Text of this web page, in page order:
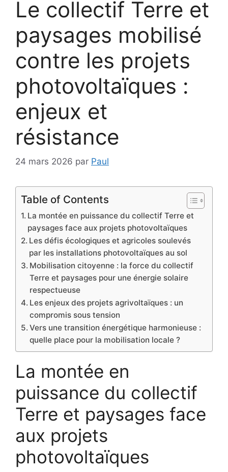
Le collectif Terre et
paysages mobilisé
contre les projets
photovoltaïques :
enjeux et
résistance
24 mars 2026 par Paul
Table of Contents
La montée en puissance du collectif Terre et
paysages face aux projets photovoltaïques
Les défis écologiques et agricoles soulevés
par les installations photovoltaïques au sol
Mobilisation citoyenne : la force du collectif
Terre et paysages pour une énergie solaire
respectueuse
Les enjeux des projets agrivoltaïques : un
compromis sous tension
Vers une transition énergétique harmonieuse :
quelle place pour la mobilisation locale ?
La montée en
puissance du collectif
Terre et paysages face
aux projets
photovoltaïques